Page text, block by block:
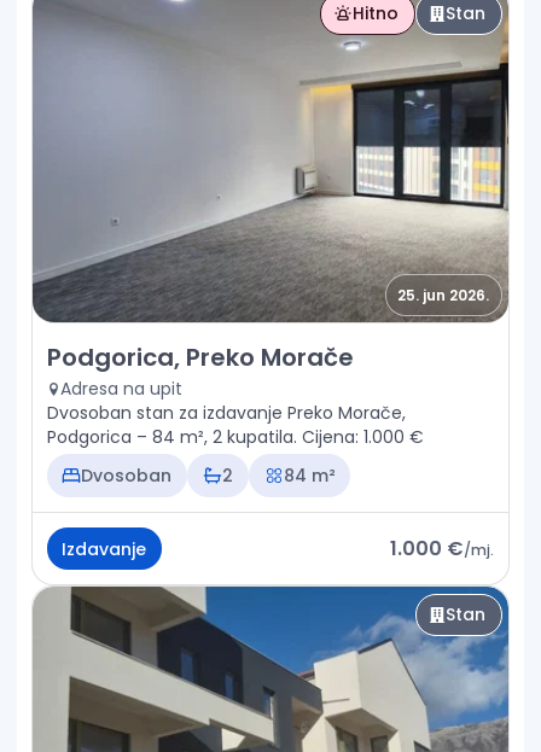
Hitno Stan
25. jun 2026.
Izdavanje - Stan Podgorica, Preko Morače
Podgorica, Preko Morače
Adresa na upit
Dvosoban stan za izdavanje Preko Morače,
Podgorica – 84 m², 2 kupatila. Cijena: 1.000 €
Dvosoban
2 84 m²
Izdavanje 1.000 €/mj.
Stan